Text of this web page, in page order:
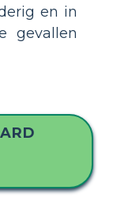
en in
gevallen